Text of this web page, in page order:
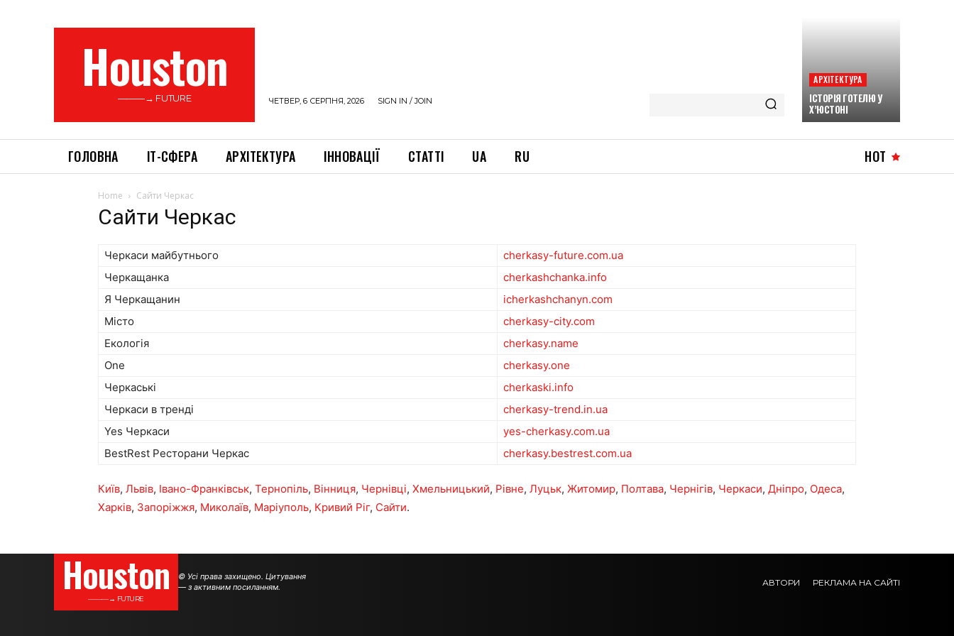
Houston
———→ FUTURE ЧЕТВЕР, 6 СЕРПНЯ, 2026 SIGN IN / JOIN
АРХІТЕКТУРА
ІСТОРІЯ ГОТЕЛЮ У
Х’ЮСТОНІ
ГОЛОВНА ІТ-СФЕРА АРХІТЕКТУРА ІННОВАЦІЇ СТАТТІ UA RU HOT
Home Сайти Черкас
Сайти Черкас
Черкаси майбутнього
cherkasy-future.com.ua
Черкащанка
cherkashchanka.info
Я Черкащанин
icherkashchanyn.com
Місто
cherkasy-city.com
Екологія
cherkasy.name
One
cherkasy.one
Черкаські
cherkaski.info
Черкаси в тренді
cherkasy-trend.in.ua
Yes Черкаси
yes-cherkasy.com.ua
BestRest Ресторани Черкас
cherkasy.bestrest.com.ua
Київ, Львів, Івано-Франківськ, Тернопіль, Вінниця, Чернівці, Хмельницький, Рівне, Луцьк, Житомир, Полтава, Чернігів, Черкаси, Дніпро, Одеса,
Харків, Запоріжжя, Миколаїв, Маріуполь, Кривий Ріг, Сайти.
Houston
———→ FUTURE
© Усі права захищено. Цитування
— з активним посиланням.
АВТОРИ РЕКЛАМА НА САЙТІ